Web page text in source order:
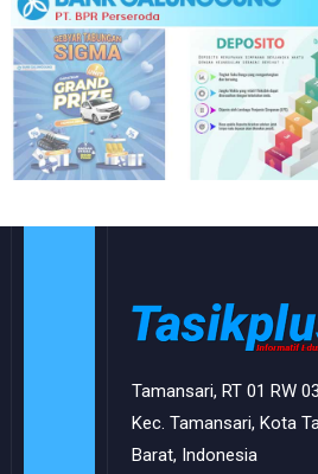
Tamansari, RT 01 RW
Kec. Tamansari, Kota
Barat, Indonesia